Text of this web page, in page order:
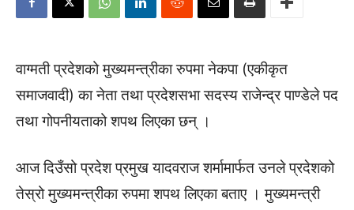
वाग्मती प्रदेशको मुख्यमन्त्रीका रुपमा नेकपा (एकीकृत
समाजवादी) का नेता तथा प्रदेशसभा सदस्य राजेन्द्र पाण्डेले पद
तथा गोपनीयताको शपथ लिएका छन् ।
आज दिउँसो प्रदेश प्रमुख यादवराज शर्मामार्फत उनले प्रदेशको
तेस्रो मुख्यमन्त्रीका रुपमा शपथ लिएका बताए । मुख्यमन्त्री